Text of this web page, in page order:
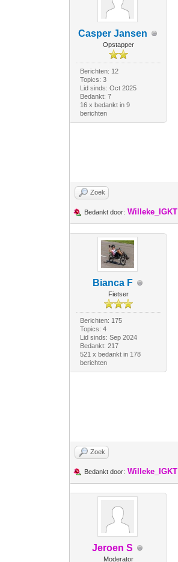
Casper Jansen
Opstapper
Berichten: 12
Topics: 3
Lid sinds: Oct 2025
Bedankt: 7
16 x bedankt in 9
berichten
Zoek
Bedankt door: Willeke_IGKT
Bianca F
Fietser
Berichten: 175
Topics: 4
Lid sinds: Sep 2024
Bedankt: 217
521 x bedankt in 178
berichten
Zoek
Bedankt door: Willeke_IGKT
Jeroen S
Moderator